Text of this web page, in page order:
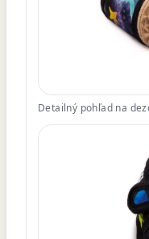
Detailný pohľad na